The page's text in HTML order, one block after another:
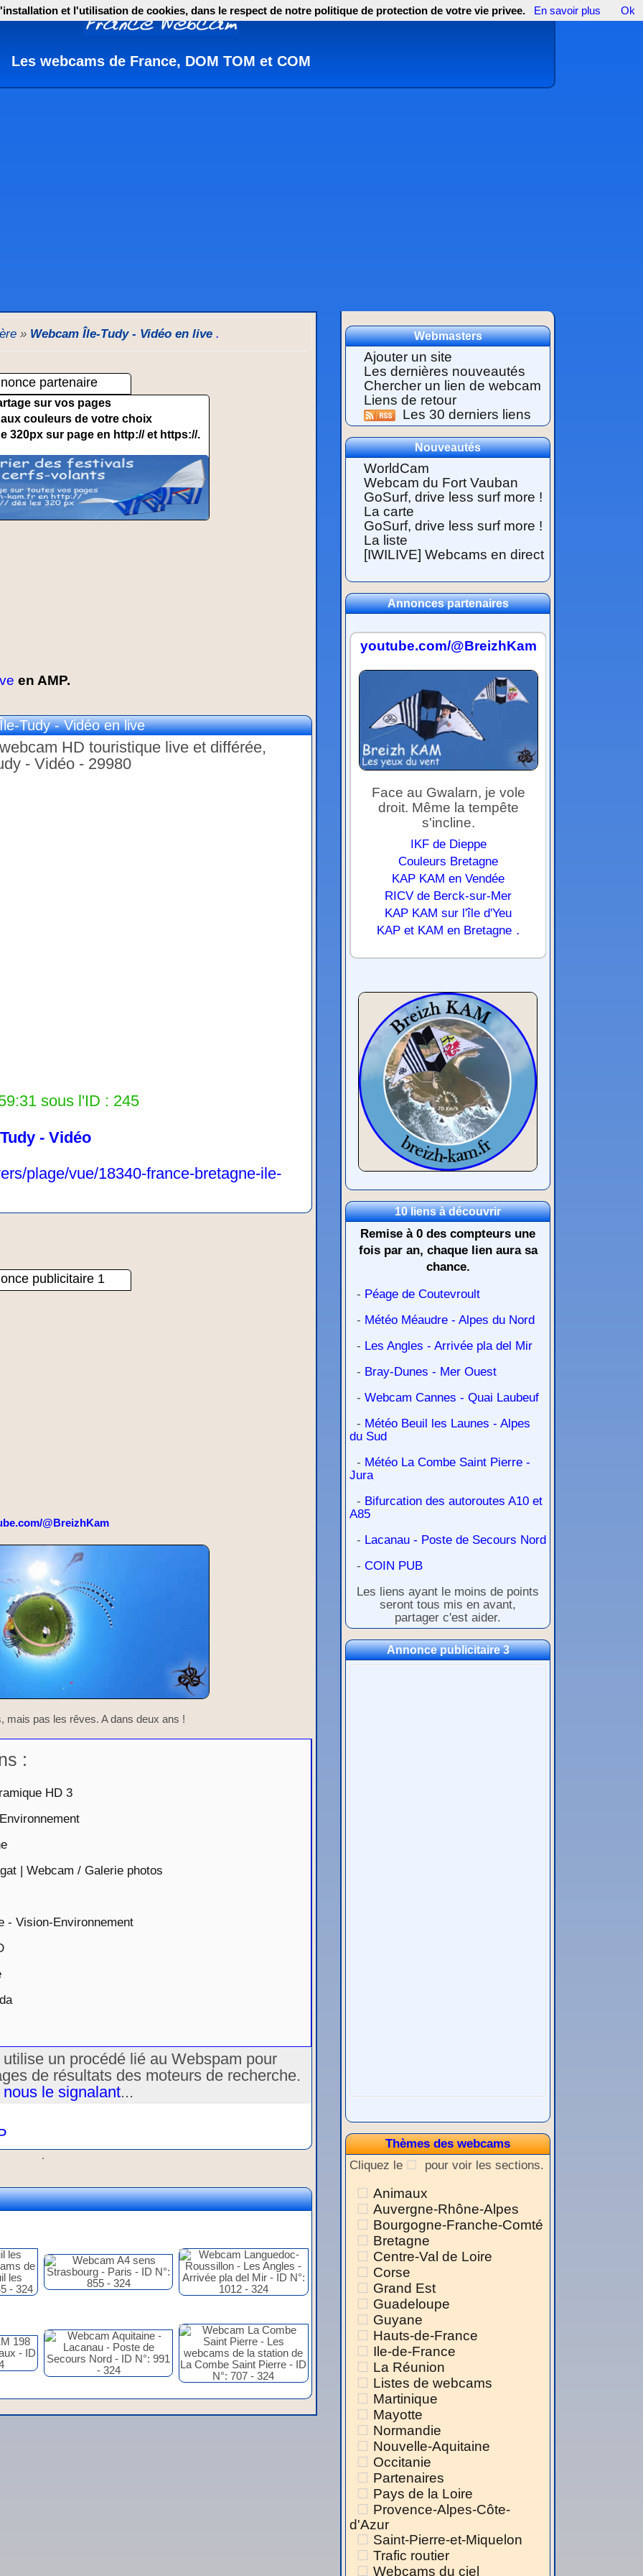
Les webcams de France, DOM TOM et COM
» Webcam Île-Tudy - Vidéo en live .
partenaire
sur vos pages
couleurs de votre choix
320px sur page en http:// et https://.
en AMP.
Tudy - Vidéo en live
HD touristique live et différée,
- Vidéo - 29980
sous l'ID : 245
- Vidéo
plage/vue/18340-france-bretagne-ile-
publicitaire 1
@BreizhKam
mais pas les rêves. A dans deux ans !
:
HD 3
| Webcam / Galerie photos
- Vision-Environnement
un procédé lié au Webspam pour
de résultats des moteurs de recherche.
le signalant...
.
Webmasters
Ajouter un site
Les dernières nouveautés
Chercher un lien de webcam
Liens de retour
Les 30 derniers liens
Nouveautés
WorldCam
Webcam du Fort Vauban
GoSurf, drive less surf more !
La carte
GoSurf, drive less surf more !
La liste
[IWILIVE] Webcams en direct
Annonces partenaires
youtube.com/@BreizhKam
Face au Gwalarn, je vole
droit. Même la tempête
s'incline.
IKF de Dieppe
Couleurs Bretagne
KAP KAM en Vendée
RICV de Berck-sur-Mer
KAP KAM sur l'île d'Yeu
KAP et KAM en Bretagne .
10 liens à découvrir
Remise à 0 des compteurs une
fois par an, chaque lien aura sa
chance.
- Péage de Coutevroult
- Météo Méaudre - Alpes du Nord
- Les Angles - Arrivée pla del Mir
- Bray-Dunes - Mer Ouest
- Webcam Cannes - Quai Laubeuf
- Météo Beuil les Launes - Alpes
du Sud
- Météo La Combe Saint Pierre -
Jura
- Bifurcation des autoroutes A10 et
A85
- Lacanau - Poste de Secours Nord
- COIN PUB
Les liens ayant le moins de points
seront tous mis en avant,
partager c'est aider.
Annonce publicitaire 3
Thèmes des webcams
Cliquez le
pour voir les sections.
Animaux
Auvergne-Rhône-Alpes
Bourgogne-Franche-Comté
Bretagne
Centre-Val de Loire
Corse
Grand Est
Guadeloupe
Guyane
Hauts-de-France
Ile-de-France
La Réunion
Listes de webcams
Martinique
Mayotte
Normandie
Nouvelle-Aquitaine
Occitanie
Partenaires
Pays de la Loire
Provence-Alpes-Côte-
d'Azur
Saint-Pierre-et-Miquelon
Trafic routier
Webcams du ciel
et l'utilisation de cookies, dans le respect de notre politique de protection de votre vie privee. En savoir plus Ok